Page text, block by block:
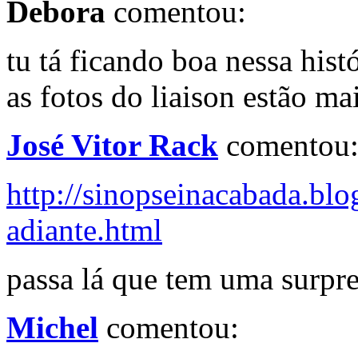
Debora comentou:
tu tá ficando boa nessa
as fotos do liaison estão
José Vitor Rack comentou:
http://
adiante.html
passa lá que tem uma
Michel comentou: